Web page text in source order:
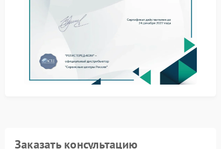
неисправность контроллера заряда;
нарушение контактов в разъеме.
При появлении подобных признаков
рекомендуется обратиться в сервис Thunderobot,
где специалисты проведут комплексную
диагностику и определят оптимальный способ
ремонта.
Заказать консультацию